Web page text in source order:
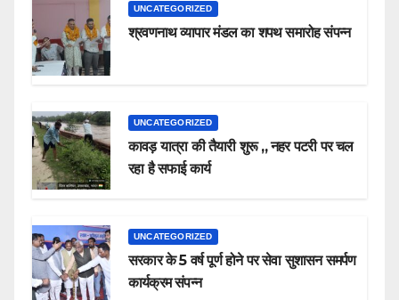
UNCATEGORIZED
श्रवणनाथ व्यापार मंडल का शपथ समारोह संपन्न
UNCATEGORIZED
कावड़ यात्रा की तैयारी शुरू ,, नहर पटरी पर चल
रहा है सफाई कार्य
UNCATEGORIZED
सरकार के 5 वर्ष पूर्ण होने पर सेवा सुशासन समर्पण
कार्यक्रम संपन्न